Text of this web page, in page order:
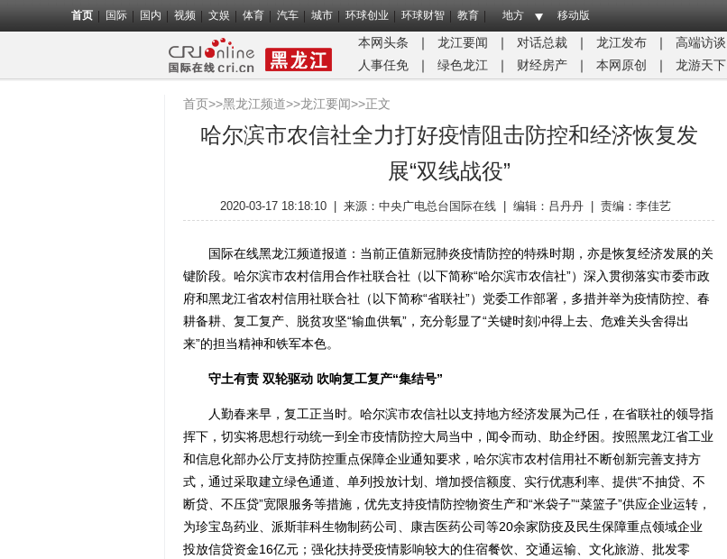
首页 国际 国内 视频 文娱 体育 汽车 城市 环球创业 环球财智 教育 地方 移动版
本网头条 ｜ 龙江要闻 ｜ 对话总裁 ｜ 龙江发布 ｜ 高端访谈
人事任免
｜ 绿色龙江 ｜ 财经房产 ｜ 本网原创 ｜ 龙游天下
首页>>黑龙江频道>>龙江要闻>>正文
哈尔滨市农信社全力打好疫情阻击防控和经济恢复发
展“双线战役”
2020-03-17 18:18:10 来源： 中央广电总台国际在线 编辑：吕丹丹 责编：李佳艺
国际在线黑龙江频道报道：当前正值新冠肺炎疫情防控的特殊时期，亦是恢复经济发展的关
键阶段。哈尔滨市农村信用合作社联合社（以下简称“哈尔滨市农信社”）深入贯彻落实市委市政
府和黑龙江省农村信用社联合社（以下简称“省联社”）党委工作部署，多措并举为疫情防控、春
耕备耕、复工复产、脱贫攻坚“输血供氧”，充分彰显了“关键时刻冲得上去、危难关头舍得出
来”的担当精神和铁军本色。
守土有责 双轮驱动 吹响复工复产“集结号”
人勤春来早，复工正当时。哈尔滨市农信社以支持地方经济发展为己任，在省联社的领导指
挥下，切实将思想行动统一到全市疫情防控大局当中，闻令而动、助企纾困。按照黑龙江省工业
和信息化部办公厅支持防控重点保障企业通知要求，哈尔滨市农村信用社不断创新完善支持方
式，通过采取建立绿色通道、单列投放计划、增加授信额度、实行优惠利率、提供“不抽贷、不
断贷、不压贷”宽限服务等措施，优先支持疫情防控物资生产和“米袋子”“菜篮子”供应企业运转，
为珍宝岛药业、派斯菲科生物制药公司、康吉医药公司等20余家防疫及民生保障重点领域企业
投放信贷资金16亿元；强化扶持受疫情影响较大的住宿餐饮、交通运输、文化旅游、批发零